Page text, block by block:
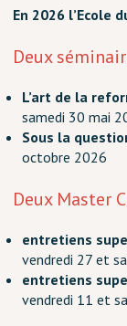
En 2026 l’Ecole
Deux
L’art de la
samedi 30 mai
Sous la
octobre 2026
Deux Master
entretiens
vendredi 27 et
entretiens
vendredi 11 et